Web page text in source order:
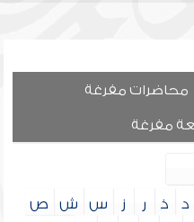
محاضرات مفرغة
مفرغة
د ذ ر ز س ش
ص